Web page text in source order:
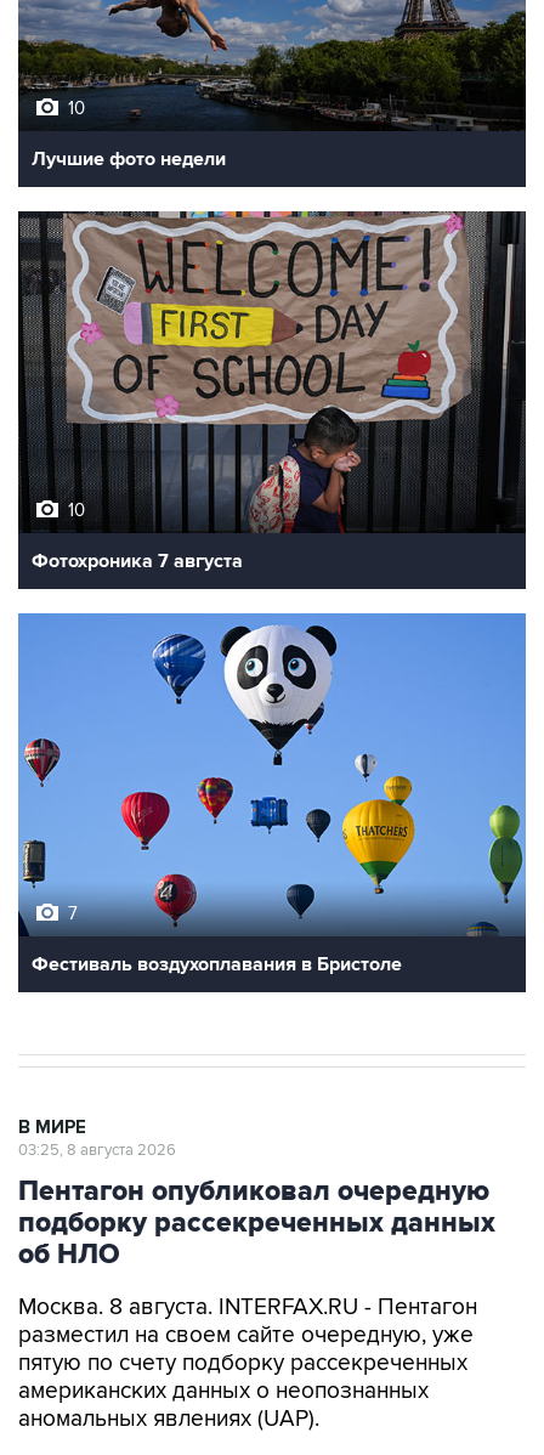
10
Лучшие фото недели
10
Фотохроника 7 августа
7
Фестиваль воздухоплавания в Бристоле
В МИРЕ
03:25, 8 августа 2026
Пентагон опубликовал очередную
подборку рассекреченных данных
об НЛО
Москва. 8 августа. INTERFAX.RU - Пентагон
разместил на своем сайте очередную, уже
пятую по счету подборку рассекреченных
американских данных о неопознанных
аномальных явлениях (UAP).